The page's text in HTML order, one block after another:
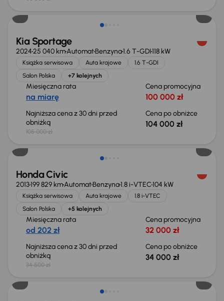
Taniej o 1 000 zł
Kia Sportage
202425 040 kmAutomatBenzyna1.6 T-GDI118 kW
Książka serwisowa Auta krajowe
1.6 T-GDI
Salon Polska
+7 kolejnych
Miesięczna rata
na miarę
Cena promocyjna
100 000 zł
Najniższa cena z 30 dni przed
obniżką
105 000 zł
Cena po obniżce
104 000 zł
Taniej o 500 zł
Honda Civic
2013199 829 kmAutomatBenzyna1.8 i-VTEC104 kW
Książka serwisowa Auta krajowe
1.8 i-VTEC
Salon Polska
+5 kolejnych
Miesięczna rata
od 202 zł
Cena promocyjna
32 000 zł
Najniższa cena z 30 dni przed
obniżką
34 500 zł
Cena po obniżce
34 000 zł
Świeżo skupione